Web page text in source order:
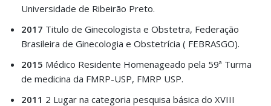
Universidade de Ribeirão Preto.
2017 Titulo de Ginecologista e Obstetra, Federação
Brasileira de Ginecologia e Obstetrícia ( FEBRASGO).
2015 Médico Residente Homenageado pela 59ª Turma
de medicina da FMRP-USP, FMRP USP.
2011 2 Lugar na categoria pesquisa básica do XVIII